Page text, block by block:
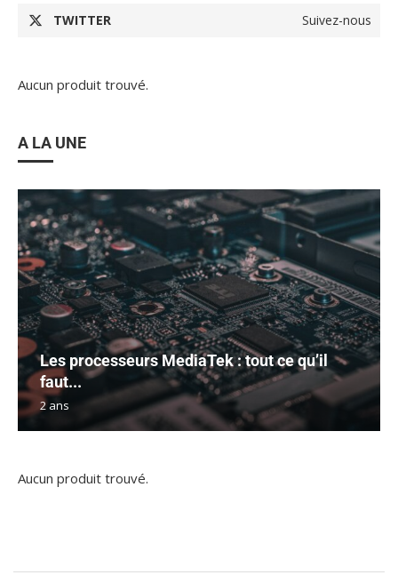
TWITTER Suivez-nous
Aucun produit trouvé.
A LA UNE
Les processeurs MediaTek : tout ce qu’il
faut...
2 ans
Aucun produit trouvé.